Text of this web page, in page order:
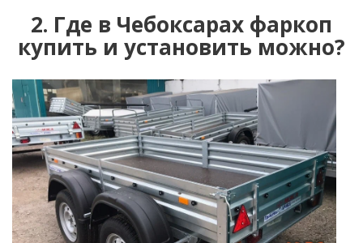
2. Где в Чебоксарах фаркоп
купить и установить можно?